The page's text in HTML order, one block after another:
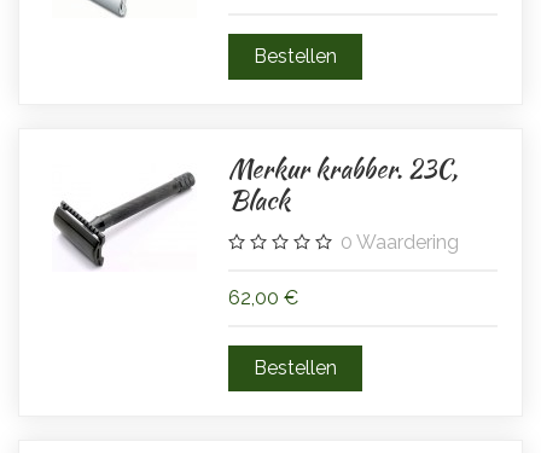
Merkur krabber. 23C,
Black
0 Waardering
62,00 €